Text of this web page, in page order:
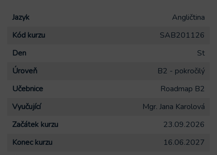
#SAB201126
Jazyk
Angličtina
Kód kurzu
SAB201126
Den
St
Úroveň
B2 - pokročilý
Učebnice
Roadmap B2
Vyučující
Mgr. Jana Karolová
Začátek kurzu
23.09.2026
Konec kurzu
16.06.2027